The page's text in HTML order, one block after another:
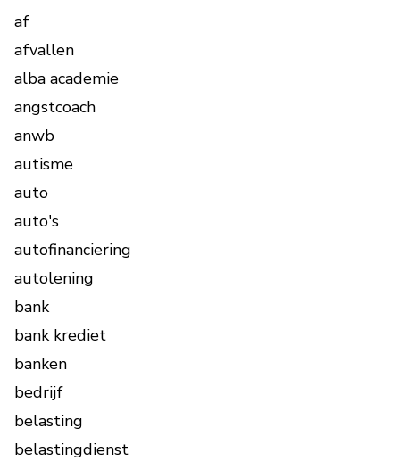
af
afvallen
alba academie
angstcoach
anwb
autisme
auto
auto's
autofinanciering
autolening
bank
bank krediet
banken
bedrijf
belasting
belastingdienst